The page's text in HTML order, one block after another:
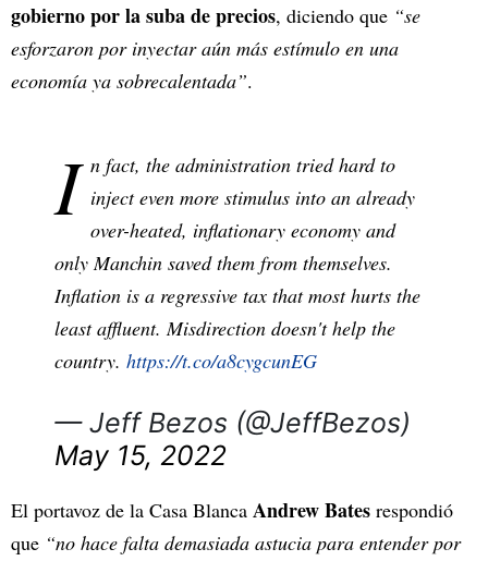
gobierno por la suba de precios, diciendo que “se
esforzaron por inyectar aún más estímulo en una
economía ya sobrecalentada”.
I n fact, the administration tried hard to
inject even more stimulus into an already
over-heated, inflationary economy and
only Manchin saved them from themselves.
Inflation is a regressive tax that most hurts the
least affluent. Misdirection doesn't help the
country. https://t.co/a8cygcunEG
— Jeff Bezos (@JeffBezos)
May 15, 2022
El portavoz de la Casa Blanca Andrew Bates respondió
que “no hace falta demasiada astucia para entender por